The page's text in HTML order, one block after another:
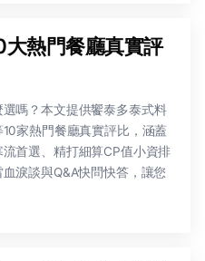
熱門餐廳真實評
嗎？本文提供饗泰多泰式料
家熱門餐廳真實評比，涵蓋
首選、精打細算CP值小資排
淚談與Q&A快問快答，讓您